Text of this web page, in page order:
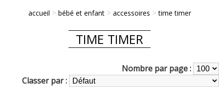
accueil > bébé et enfant> accessoires >time timer
TIME TIMER
Nombre par page :
Classer par :